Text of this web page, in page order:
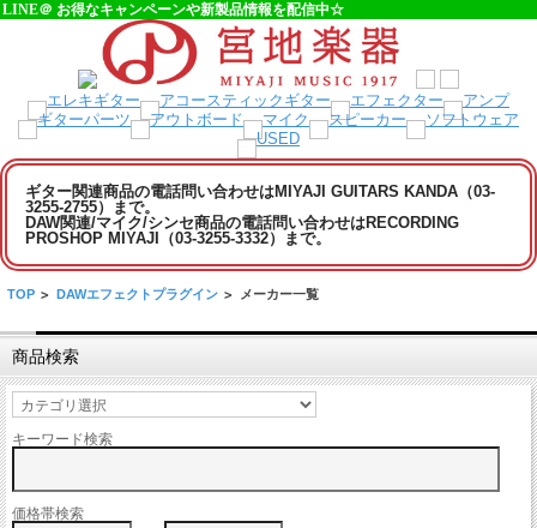
LINE＠ お得なキャンペーンや新製品情報を配信中☆
ギター関連商品の電話問い合わせはMIYAJI GUITARS KANDA（03-
3255-2755）まで。
DAW関連/マイク/シンセ商品の電話問い合わせはRECORDING
PROSHOP MIYAJI（03-3255-3332）まで。
TOP > DAWエフェクトプラグイン > メーカー一覧
商品検索
キーワード検索
価格帯検索